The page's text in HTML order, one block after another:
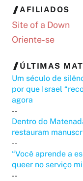
AFILIADOS
Site of a Down
Oriente-se
ÚLTIMAS
Um século de
por que Israel
agora
--
Dentro do
restauram
--
“Você aprende a
queer no serviço
--